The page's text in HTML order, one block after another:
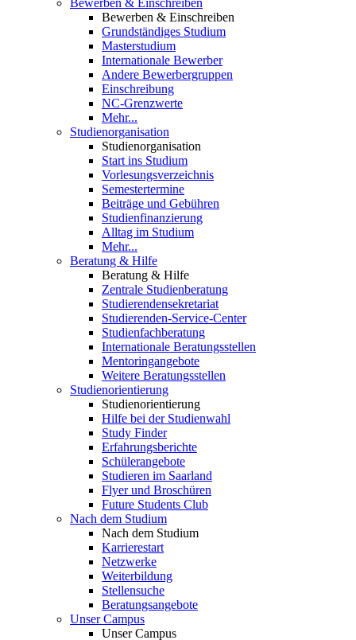
Bewerben & Einschreiben
Bewerben & Einschreiben
Grundständiges Studium
Masterstudium
Internationale Bewerber
Andere Bewerbergruppen
Einschreibung
NC-Grenzwerte
Mehr...
Studienorganisation
Studienorganisation
Start ins Studium
Vorlesungsverzeichnis
Semestertermine
Beiträge und Gebühren
Studienfinanzierung
Alltag im Studium
Mehr...
Beratung & Hilfe
Beratung & Hilfe
Zentrale Studienberatung
Studierendensekretariat
Studierenden-Service-Center
Studienfachberatung
Internationale Beratungsstellen
Mentoringangebote
Weitere Beratungsstellen
Studienorientierung
Studienorientierung
Hilfe bei der Studienwahl
Study Finder
Erfahrungsberichte
Schülerangebote
Studieren im Saarland
Flyer und Broschüren
Future Students Club
Nach dem Studium
Nach dem Studium
Karrierestart
Netzwerke
Weiterbildung
Stellensuche
Beratungsangebote
Unser Campus
Unser Campus